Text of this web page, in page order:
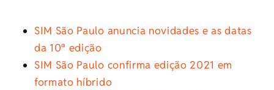
SIM São Paulo anuncia novidades e as datas
da 10ª edição
SIM São Paulo confirma edição 2021 em
formato híbrido